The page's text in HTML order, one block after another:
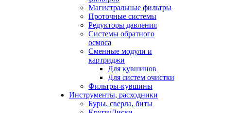
Магистральные фильтры
Проточные системы
Редукторы давления
Системы обратного
осмоса
Сменные модули и
картриджи
Для кувшинов
Для систем очистки
Фильтры-кувшины
Инструменты, расходники
Буры, сверла, биты